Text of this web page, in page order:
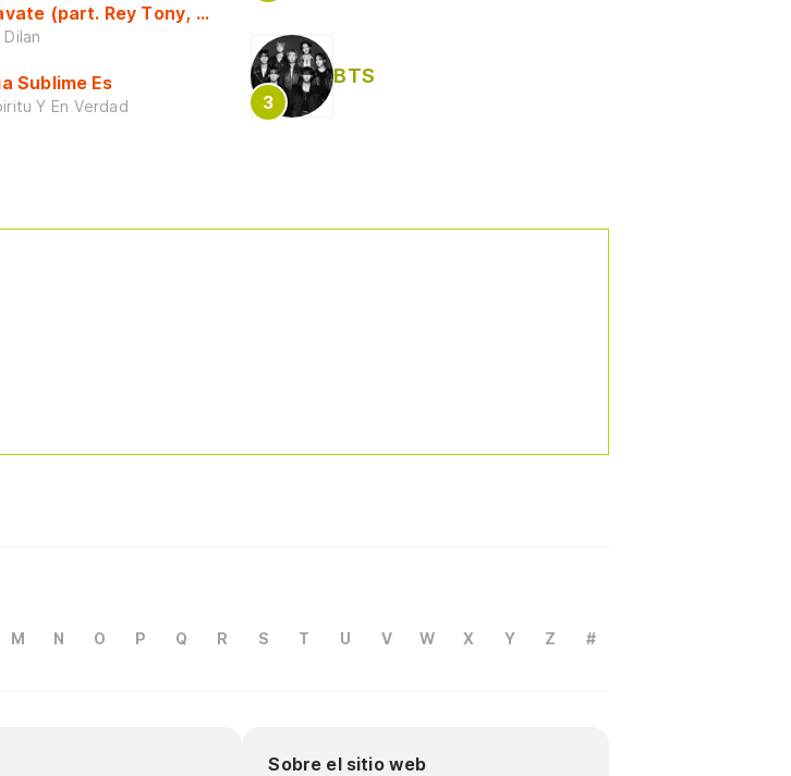
(part. Rey Tony, Dj Honda y Helabusador) [explícita]
Sublime Es
Y En Verdad
BTS
M N O P Q R S T U V W X Y Z #
Sobre el sitio web